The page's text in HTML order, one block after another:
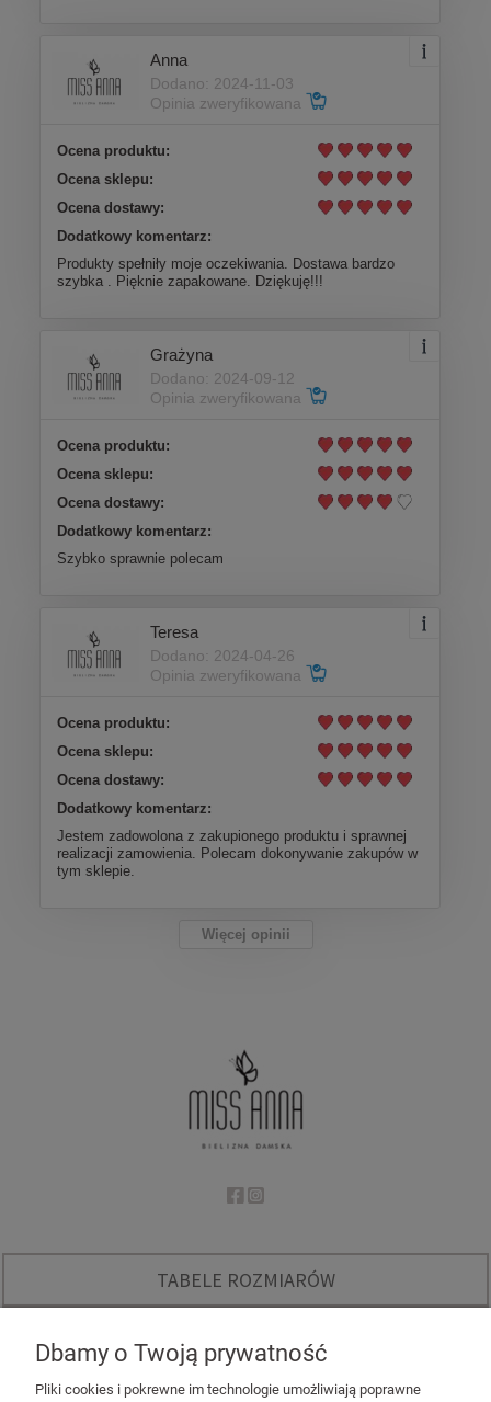
Anna
Dodano: 2024-11-03
Opinia zweryfikowana
Ocena produktu:
Ocena sklepu:
Ocena dostawy:
Dodatkowy komentarz:
Produkty spełniły moje oczekiwania. Dostawa bardzo
szybka . Pięknie zapakowane. Dziękuję!!!
Grażyna
Dodano: 2024-09-12
Opinia zweryfikowana
Ocena produktu:
Ocena sklepu:
Ocena dostawy:
Dodatkowy komentarz:
Szybko sprawnie polecam
Teresa
Dodano: 2024-04-26
Opinia zweryfikowana
Ocena produktu:
Ocena sklepu:
Ocena dostawy:
Dodatkowy komentarz:
Jestem zadowolona z zakupionego produktu i sprawnej
realizacji zamowienia. Polecam dokonywanie zakupów w
tym sklepie.
Więcej opinii
TABELE ROZMIARÓW
INSTAGRAM - KODY RABATOWE
Dbamy o Twoją prywatność
Pliki cookies i pokrewne im technologie umożliwiają poprawne